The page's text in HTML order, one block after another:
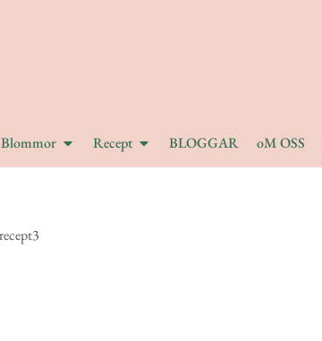
Blommor Recept BLOGGAR oM OSS